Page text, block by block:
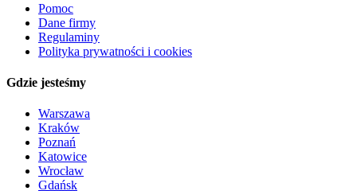
Pomoc
Dane firmy
Regulaminy
Polityka prywatności i cookies
Gdzie jesteśmy
Warszawa
Kraków
Poznań
Katowice
Wrocław
Gdańsk